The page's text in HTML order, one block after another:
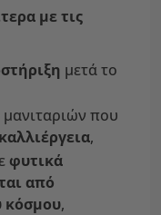
με τις
μετά το
που
καλλιέργεια,
φυτικά
από
κόσμου,